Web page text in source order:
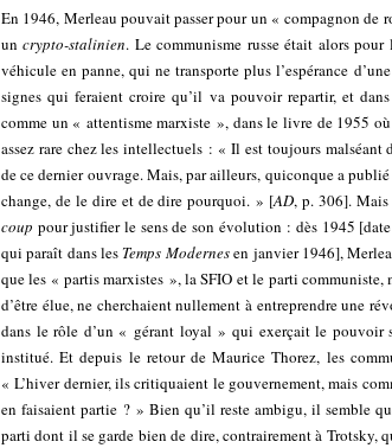
En 1946, Merleau pouvait passer pour un « compagnon
uncrypto-stalinien. Le communisme russe était alors
véhicule en panne, qui ne transporte plus l’espérance
signes qui feraient croire qu’il va pouvoir repartir, et
comme un « attentisme marxiste », dans le livre de 1955
assez rare chez les intellectuels : « Il est toujours
de ce dernier ouvrage. Mais, par ailleurs, quiconque a
change, de le dire et de dire pourquoi. » [AD, p. 306]. Mais
coup pour justifier le sens de son évolution : dès 1945
qui paraît dans les Temps Modernesen janvier 1946],
que les « partis marxistes », la SFIO et le parti
d’être élue, ne cherchaient nullement à entreprendre une
dans le rôle d’un « gérant loyal » qui exerçait le pouvoir
institué. Et depuis le retour de Maurice Thorez, les
« L’hiver dernier, ils critiquaient le gouvernement, mais
en faisaient partie ? » Bien qu’il reste ambigu, il semble
parti dont il se garde bien de dire, contrairement à Trotsky,